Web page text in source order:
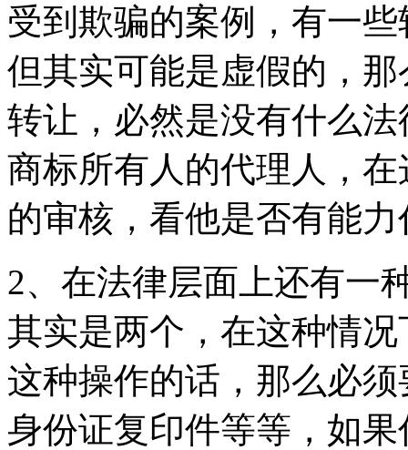
受到欺骗的案例，有一
但其实可能是虚假的，
转让，必然是没有什么
商标所有人的代理人，
的审核，看他是否有能
2、在法律层面上还有一
其实是两个，在这种情
这种操作的话，那么必
身份证复印件等等，如